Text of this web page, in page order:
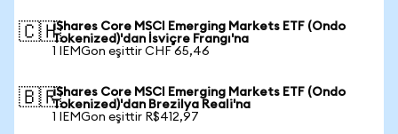
🇨🇭iShares Core MSCI Emerging Markets ETF (Ondo
Tokenized)'dan İsviçre Frangı'na
1 IEMGon eşittir CHF 65,46
🇧🇷iShares Core MSCI Emerging Markets ETF (Ondo
Tokenized)'dan Brezilya Reali'na
1 IEMGon eşittir R$412,97